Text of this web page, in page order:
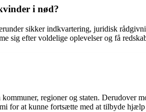
i nød?
sikker indkvartering, juridisk
sig efter voldelige oplevelser og få
regioner og staten. Derudover
for at kunne fortsætte med at tilbyde